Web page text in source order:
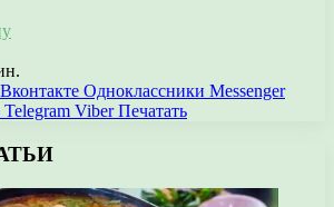
Вконтакте Одноклассники Messenger
Telegram Viber Печатать